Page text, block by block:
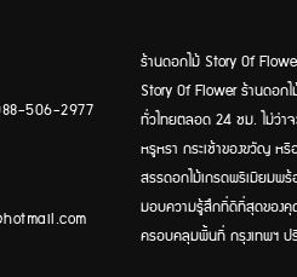
506-2977
ร้านดอกไม้ Story Of
Story Of Flower ร้านดอก
ทั่วไทยตลอด 24 ชม. ไม่ว่า
หรูหรา กระเช้าของขวัญ ห
สรรดอกไม้เกรดพรีเมียมพ
มอบความรู้สึกที่ดีที่สุดของ
ครอบคลุมพื้นที่ กรุงเทพฯ